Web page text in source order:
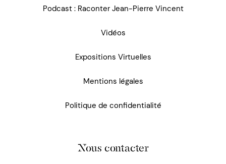
Podcast : Raconter Jean-Pierre Vincent
Vidéos
Expositions Virtuelles
Mentions légales
Politique de confidentialité
Nous contacter